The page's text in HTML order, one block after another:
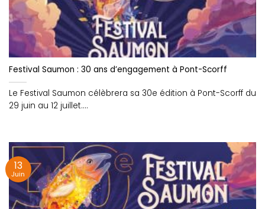
Festival Saumon : 30 ans d’engagement à Pont-Scorff
Le Festival Saumon célèbrera sa 30e édition à Pont-Scorff du
29 juin au 12 juillet....
13
Juin